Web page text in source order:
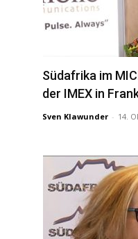
Südafrika im
der IMEX in
Sven Klawunder - 14.